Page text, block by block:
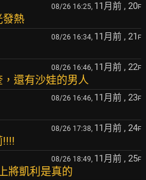
08/26 16:25, 11月前 , 20F
發熱
08/26 16:34, 11月前 , 21 F
08/26 16:46, 11月前 , 22F
，還有沙娃的男人
08/26 16:46, 11月前 , 23F
08/26 17:38, 11月前 , 24F
!!!!
08/26 18:49, 11月前 , 25F
將凱利是真的